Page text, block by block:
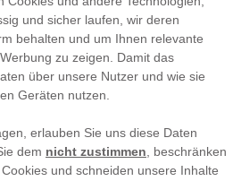
und sicher laufen, wir deren
behalten und um Ihnen relevante
zu zeigen. Damit das
über unsere Nutzer und wie sie
Geräten nutzen.
erlauben Sie uns diese Daten
dem nicht zustimmen , beschränken
und schneiden unsere Inhalte
Anmeldung
E-Mail erhalten - Geld